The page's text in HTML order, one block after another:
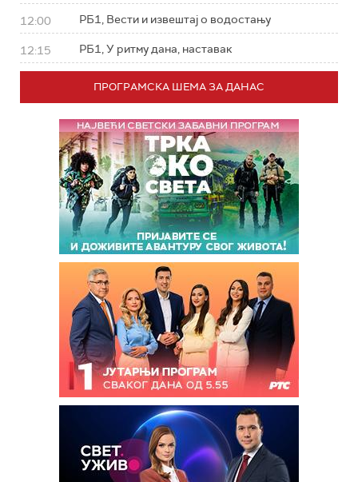
12:00 РБ1, Вести и извештај о водостању
12:15 РБ1, У ритму дана, наставак
ПРОГРАМСКА ШЕМА ЗА ДАНАС